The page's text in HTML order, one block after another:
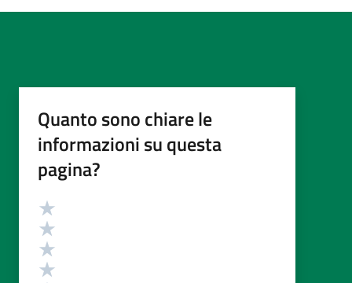
Quanto sono chiare le
informazioni su questa
pagina?
Valutazione